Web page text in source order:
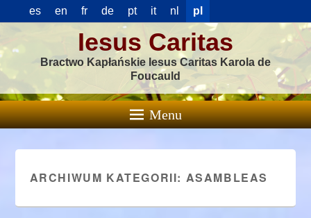
es en fr de pt it nl pl
Iesus Caritas
Bractwo Kapłańskie Iesus Caritas Karola de
Foucauld
Menu
ARCHIWUM KATEGORII: ASAMBLEAS